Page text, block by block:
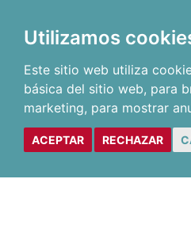
Utilizamos
Este sitio web utiliza
básica del sitio web, para
marketing, para mostrar
ACEPTAR RECHAZAR